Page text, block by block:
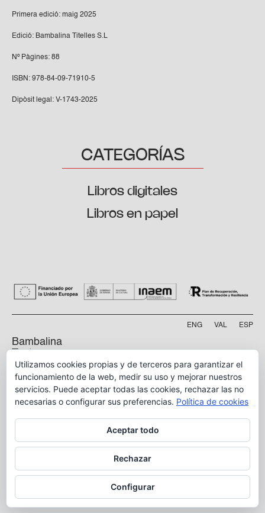
Primera edició: maig 2025
Edició: Bambalina Titelles S.L
Nº Pàgines: 88
ISBN: 978-84-09-71910-5
Dipòsit legal: V-1743-2025
CATEGORÍAS
Libros digitales
Libros en papel
ENG VAL ESP
Bambalina
Teatre
Practicable
Calle Manyà, 5-bajo
46009, Valencia
info@bambalina.es
Tel (+34) 664 576 071
Aviso Legal
Utilizamos cookies propias y de terceros para garantizar el
funcionamiento de la web, medir su uso y mejorar nuestros
servicios. Puede aceptar todas las cookies, rechazar las no
necesarias o configurar sus preferencias. Política de cookies
Aceptar todo
Rechazar
Configurar